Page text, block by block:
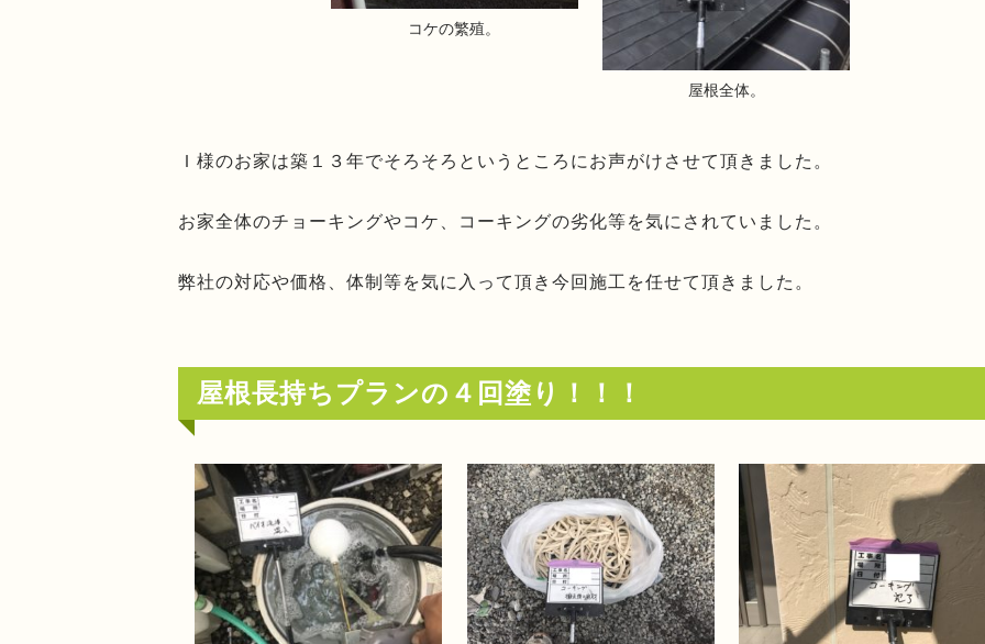
コケの繁殖。
屋根全体。
Ｉ様のお家は築１３年でそろそろというところにお声がけさせて頂きました。
お家全体のチョーキングやコケ、コーキングの劣化等を気にされていました。
弊社の対応や価格、体制等を気に入って頂き今回施工を任せて頂きました。
屋根長持ちプランの４回塗り！！！